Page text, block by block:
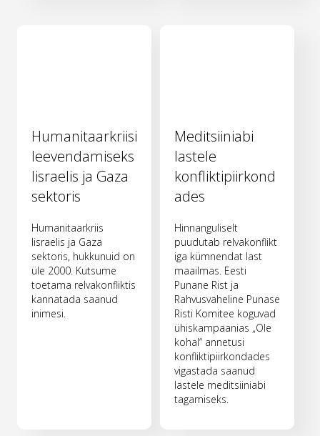
Humanitaarkriisi
leevendamiseks
Iisraelis ja Gaza
sektoris
Humanitaarkriis
Iisraelis ja Gaza
sektoris, hukkunuid on
üle 2000. Kutsume
toetama relvakonfliktis
kannatada saanud
inimesi.
Meditsiiniabi
lastele
konfliktipiirkond
ades
Hinnanguliselt
puudutab relvakonflikt
iga kümnendat last
maailmas. Eesti
Punane Rist ja
Rahvusvaheline Punase
Risti Komitee koguvad
ühiskampaanias „Ole
kohal“ annetusi
konfliktipiirkondades
vigastada saanud
lastele meditsiiniabi
tagamiseks.